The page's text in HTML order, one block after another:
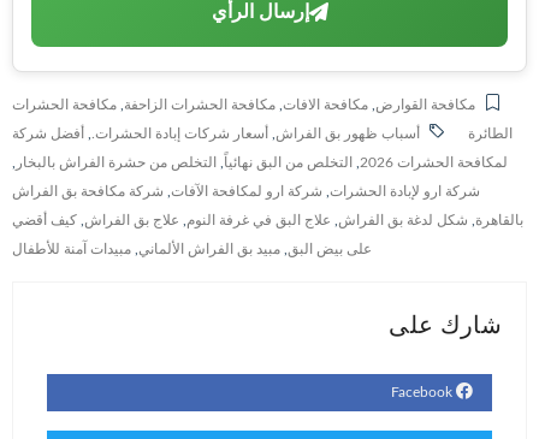
إرسال الرأي
مكافحة القوارض مكافحة الافات مكافحة الحشرات الزاحفة مكافحة الحشرات
الطائرة
أسباب ظهور بق الفراش أسعار شركات إبادة الحشرات.
أفضل شركة
لمكافحة الحشرات 2026
التخلص من البق نهائياً التخلص من حشرة الفراش بالبخار
شركة ارو لإبادة الحشرات شركة ارو لمكافحة الآفات شركة مكافحة بق الفراش
بالقاهرة
شكل لدغة بق الفراش علاج البق في غرفة النوم علاج بق الفراش كيف أقضي
على بيض البق مبيد بق الفراش الألماني مبيدات آمنة للأطفال
شارك على